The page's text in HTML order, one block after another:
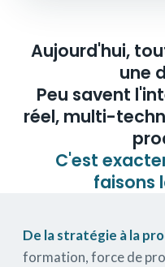
Aujourd'hui,
une
Peu savent
réel, multi-
C'est
faisons
De la stratégie à la
formation, force de